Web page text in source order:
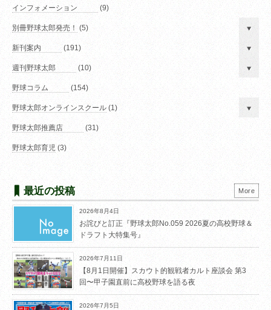
インフォメーション (9)
別冊野球太郎発売！ (5)
新刊案内 (191)
週刊野球太郎 (10)
野球コラム (154)
野球太郎オンラインスクール (1)
野球太郎推薦店 (31)
野球太郎育児 (3)
最近の投稿
2026年8月4日
お詫びと訂正『野球太郎No.059 2026夏の高校野球＆
ドラフト大特集号』
2026年7月11日
【8月1日開催】スカウト的観戦者カルト座談会 第3
回〜甲子園直前に高校野球を語る夜
2026年7月5日
More